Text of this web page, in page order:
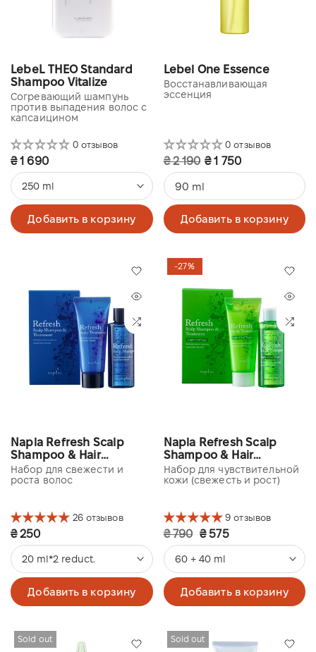
LebeL THEO Standard
Shampoo Vitalize
Согревающий шампунь
против выпадения волос с
капсаицином
0 отзывов
₴ 1 690
250 ml
Добавить в корзину
Lebel One Essence
Восстанавливающая
эссенция
0 отзывов
₴ 2 190 ₴ 1 750
90 ml
Добавить в корзину
Napla Refresh Scalp
Shampoo & Hair
Treatment
Набор для свежести и
роста волос
26 отзывов
₴ 250
20 ml*2 reduct.
Добавить в корзину
-27%
Napla Refresh Scalp
Shampoo & Hair
Treatment Light
Набор для чувствительной
кожи (свежесть и рост)
9 отзывов
₴ 790 ₴ 575
60 + 40 ml
Добавить в корзину
Sold out Sold out